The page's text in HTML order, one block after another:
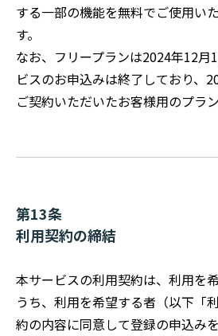
する一部の機能を無料でご使用い
す。
なお、フリープランは2024年12月
ビスのお申込みは終了しており、
ご契約いただいたお客様用のプラン
第13条
利用契約の締結
本サービスの利用契約は、利用を
うち、利用を希望する者（以下「
約の内容に同意して登録の申込み